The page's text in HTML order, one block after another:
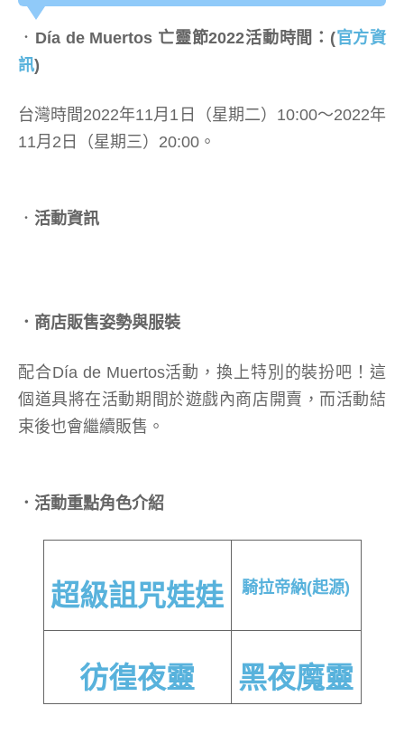
． Día de Muertos 亡靈節2022活動時間：(官方資
訊)
台灣時間2022年11月1日（星期二）10:00～2022年
11月2日（星期三）20:00。
． 活動資訊
．商店販售姿勢與服裝
配合Día de Muertos活動，換上特別的裝扮吧！這
個道具將在活動期間於遊戲內商店開賣，而活動結
束後也會繼續販售。
．活動重點角色介紹
超級詛咒娃娃 騎拉帝納(起源)
彷徨夜靈 黑夜魔靈